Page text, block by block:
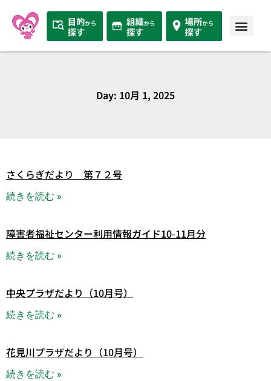
Day: 10月 1, 2025
さくらぎだより 第７２号
続きを読む »
障害者福祉センター利用情報ガイド10-11月分
続きを読む »
中央プラザだより（10月号）
続きを読む »
花見川プラザだより（10月号）
続きを読む »